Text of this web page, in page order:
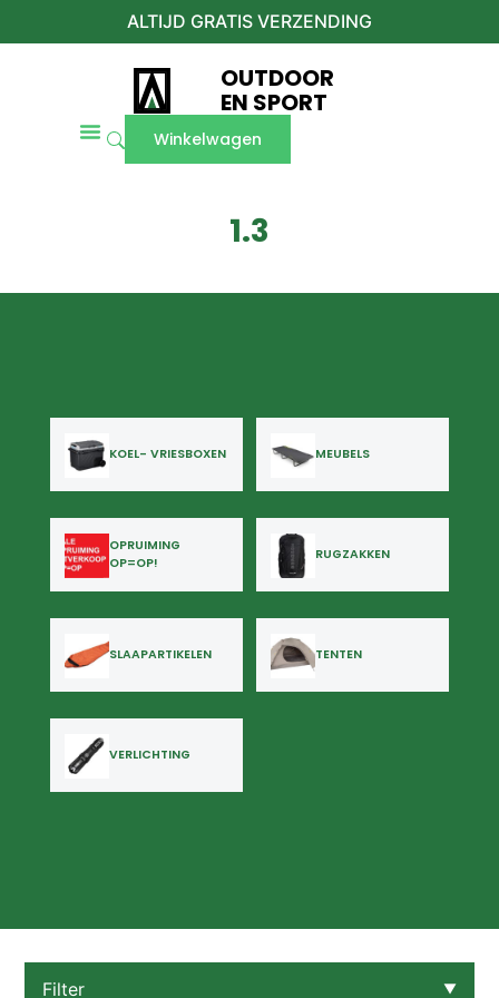
ALTIJD GRATIS VERZENDING
OUTDOOR
EN SPORT
Winkelwagen
1.3
KOEL- VRIESBOXEN MEUBELS
OPRUIMING
OP=OP!
RUGZAKKEN
SLAAPARTIKELEN TENTEN
VERLICHTING
Filter ▼